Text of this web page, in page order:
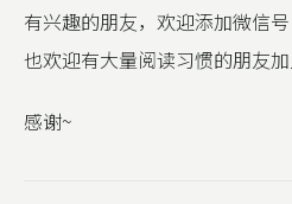
有兴趣的朋友，欢迎添加微信
也欢迎有大量阅读习惯的朋友加
感谢~